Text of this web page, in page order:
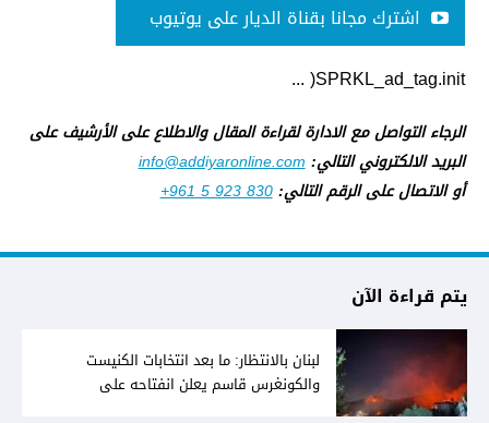
اشترك مجانا بقناة الديار على يوتيوب
SPRKL_ad_tag.init( ...
الرجاء التواصل مع الادارة لقراءة المقال والاطلاع على الأرشيف على
البريد الالكتروني التالي:info@addiyaronline.com
أو الاتصال على الرقم التالي:+961 5 923 830
يتم قراءة الآن
لبنان بالانتظار: ما بعد انتخابات الكنيست
والكونغرس قاسم يعلن انفتاحه على